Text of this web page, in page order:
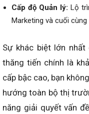
Cấp độ Quản lý: Lộ
Marketing và cuối
Sự khác biệt lớn nhất
thăng tiến chính là
cấp bậc cao, bạn
hướng toàn bộ thị
năng giải quyết vấn